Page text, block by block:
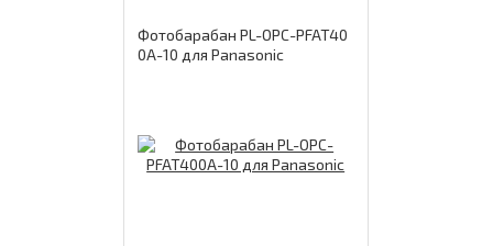
Фотобарабан PL-OPC-PFAT40
0A-10 для Panasonic